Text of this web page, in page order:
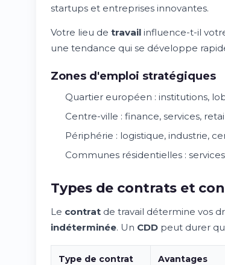
startups et entreprises innovantes.
Votre lieu de travail influence-t-il
une tendance qui se développe
Zones d'emploi stratégiques
Quartier européen : institutions,
Centre-ville : finance, services,
Périphérie : logistique, industrie,
Communes résidentielles :
Types de contrats et
Le contrat de travail détermine vos
indéterminée. Un CDD peut durer
Type de contrat Avantages